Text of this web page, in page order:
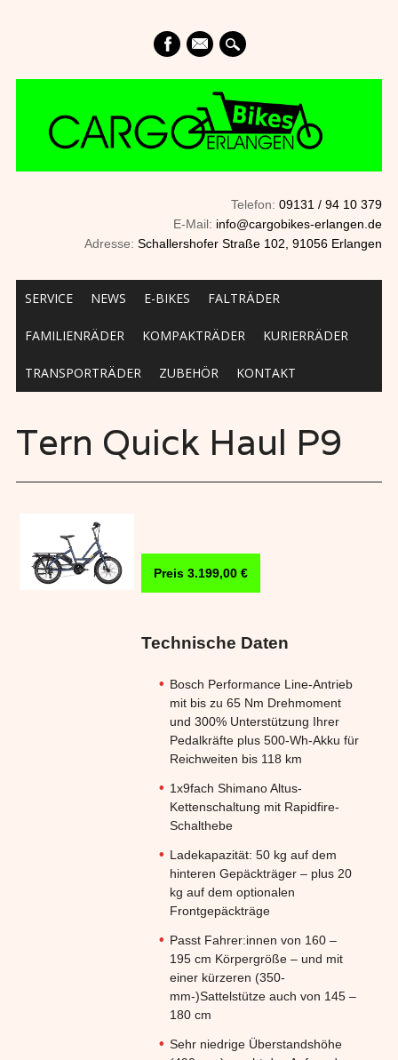
mail
Telefon:09131 / 94 10 379
E-Mail: info@cargobikes-erlangen.de
Adresse:Schallershofer Straße 102, 91056 Erlangen
Main menu
SERVICE NEWS E-BIKES FALTRÄDER
FAMILIENRÄDER KOMPAKTRÄDER KURIERRÄDER
TRANSPORTRÄDER ZUBEHÖR KONTAKT
Tern Quick Haul P9
Preis 3.199,00 €
Technische Daten
Bosch Performance Line-Antrieb
mit bis zu 65 Nm Drehmoment
und 300% Unterstützung Ihrer
Pedalkräfte plus 500-Wh-Akku für
Reichweiten bis 118 km
1x9fach Shimano Altus-
Kettenschaltung mit Rapidfire-
Schalthebe
Ladekapazität: 50 kg auf dem
hinteren Gepäckträger – plus 20
kg auf dem optionalen
Frontgepäckträge
Passt Fahrer:innen von 160 –
195 cm Körpergröße – und mit
einer kürzeren (350-
mm-)Sattelstütze auch von 145 –
180 cm
Sehr niedrige Überstandshöhe